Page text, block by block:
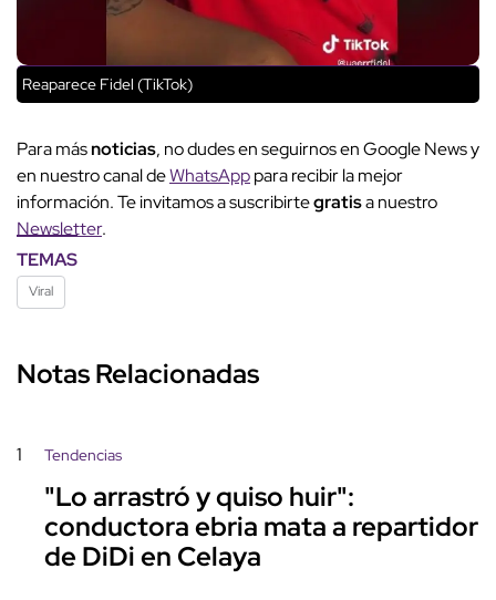
Reaparece Fidel (TikTok)
Para másnoticias, no dudes en seguirnos en Google News y
en nuestro canal deWhatsApppara recibir la mejor
información. Te invitamos a suscribirtegratisa nuestro
Newsletter.
TEMAS
Viral
Notas Relacionadas
1 Tendencias
"Lo arrastró y quiso huir":
conductora ebria mata a repartidor
de DiDi en Celaya